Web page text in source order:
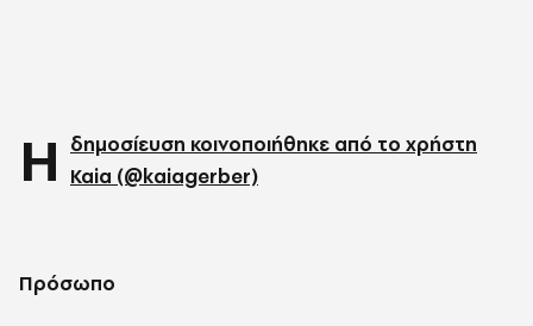
Η δημοσίευση κοινοποιήθηκε από το χρήστη
Kaia (@kaiagerber)
Πρόσωπο